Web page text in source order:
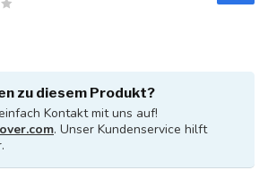
zu diesem Produkt?
Kontakt mit uns auf!
. Unser Kundenservice hilft